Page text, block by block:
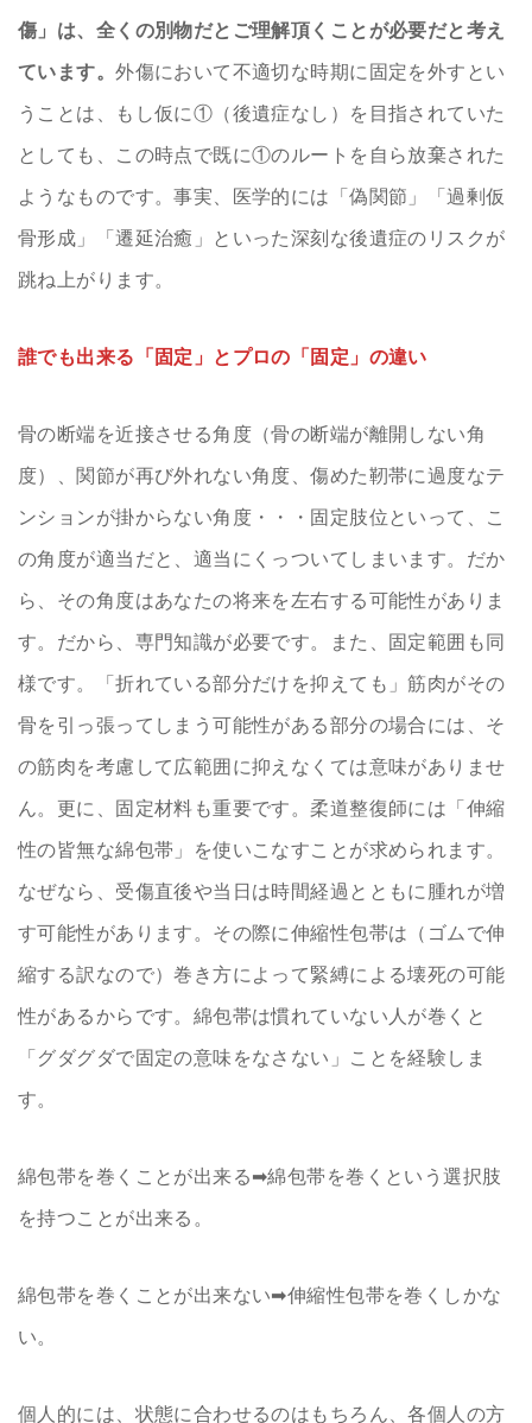
傷」は、全くの別物だとご理解頂くことが必要だと考え
ています。外傷において不適切な時期に固定を外すとい
うことは、もし仮に①（後遺症なし）を目指されていた
としても、この時点で既に①のルートを自ら放棄された
ようなものです。事実、医学的には「偽関節」「過剰仮
骨形成」「遷延治癒」といった深刻な後遺症のリスクが
跳ね上がります。
誰でも出来る「固定」とプロの「固定」の違い
骨の断端を近接させる角度（骨の断端が離開しない角
度）、関節が再び外れない角度、傷めた靭帯に過度なテ
ンションが掛からない角度・・・固定肢位といって、こ
の角度が適当だと、適当にくっついてしまいます。だか
ら、その角度はあなたの将来を左右する可能性がありま
す。だから、専門知識が必要です。また、固定範囲も同
様です。「折れている部分だけを抑えても」筋肉がその
骨を引っ張ってしまう可能性がある部分の場合には、そ
の筋肉を考慮して広範囲に抑えなくては意味がありませ
ん。更に、固定材料も重要です。柔道整復師には「伸縮
性の皆無な綿包帯」を使いこなすことが求められます。
なぜなら、受傷直後や当日は時間経過とともに腫れが増
す可能性があります。その際に伸縮性包帯は（ゴムで伸
縮する訳なので）巻き方によって緊縛による壊死の可能
性があるからです。綿包帯は慣れていない人が巻くと
「グダグダで固定の意味をなさない」ことを経験しま
す。
綿包帯を巻くことが出来る➡綿包帯を巻くという選択肢
を持つことが出来る。
綿包帯を巻くことが出来ない➡伸縮性包帯を巻くしかな
い。
個人的には、状態に合わせるのはもちろん、各個人の方